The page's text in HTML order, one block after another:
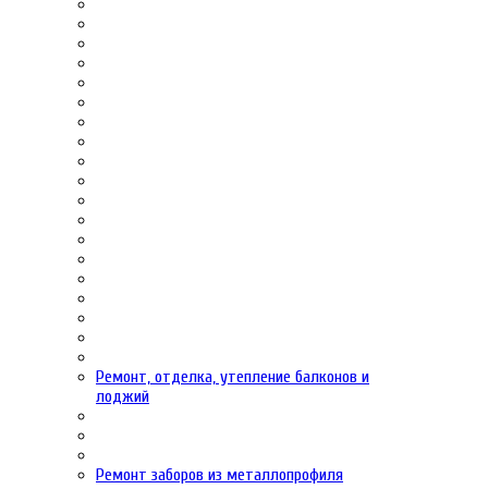
Ремонт, отделка, утепление балконов и
лоджий
Ремонт заборов из металлопрофиля